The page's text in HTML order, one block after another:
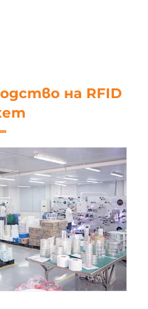
на RFID